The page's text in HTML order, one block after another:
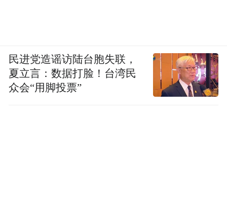
民进党造谣访陆台胞失联，
夏立言：数据打脸！台湾民
众会“用脚投票”